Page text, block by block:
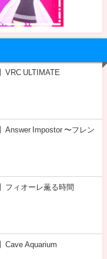
VRC ULTIMATE
Answer Impostor 〜フレン
フィオーレ薫る時間
Cave Aquarium